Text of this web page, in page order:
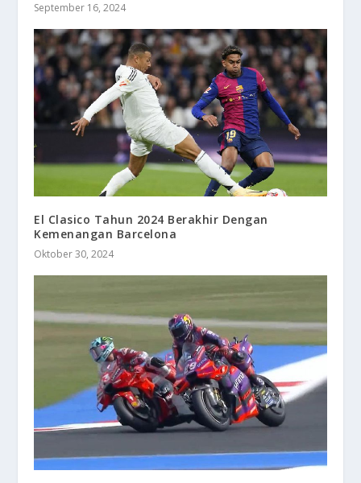
September 16, 2024
El Clasico Tahun 2024 Berakhir Dengan
Kemenangan Barcelona
Oktober 30, 2024